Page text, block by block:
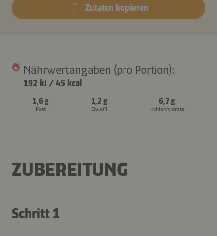
Zutaten kopieren
Nährwertangaben (pro Portion):
192 kJ /45 kcal
1,6 g
Fett
1,2 g
Eiweiß
6,7 g
Kohlenhydrate
ZUBEREITUNG
Schritt 1